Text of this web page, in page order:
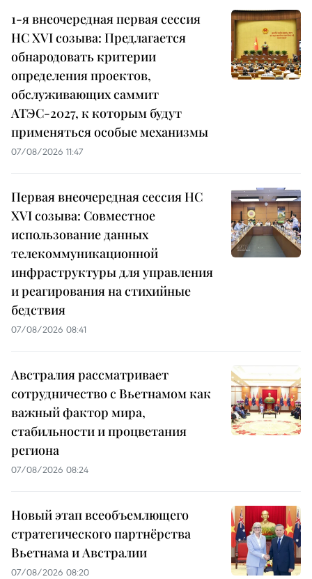
1-я внеочередная первая сессия
НС XVI созыва: Предлагается
обнародовать критерии
определения проектов,
обслуживающих саммит
АТЭС-2027, к которым будут
применяться особые механизмы
07/08/2026 11:47
Первая внеочередная сессия НС
XVI созыва: Совместное
использование данных
телекоммуникационной
инфраструктуры для управления
и реагирования на стихийные
бедствия
07/08/2026 08:41
Австралия рассматривает
сотрудничество с Вьетнамом как
важный фактор мира,
стабильности и процветания
региона
07/08/2026 08:24
Новый этап всеобъемлющего
стратегического партнёрства
Вьетнама и Австралии
07/08/2026 08:20